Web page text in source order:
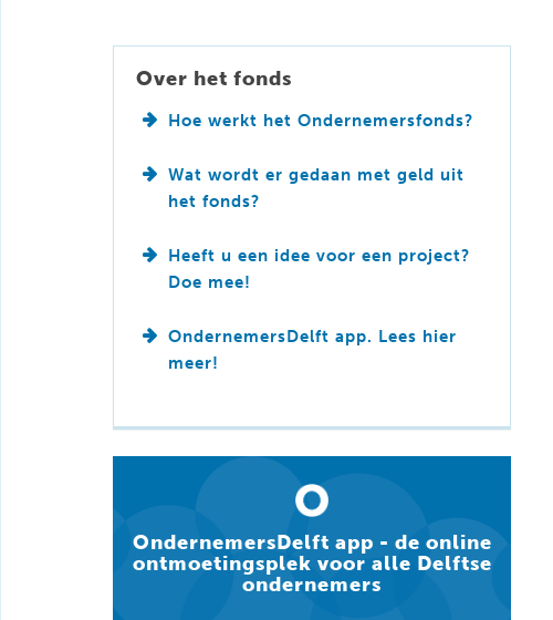
Over het fonds
Hoe werkt het Ondernemersfonds?
Wat wordt er gedaan met geld uit
het fonds?
Heeft u een idee voor een project?
Doe mee!
OndernemersDelft app. Lees hier
meer!
OndernemersDelft app - de online
ontmoetingsplek voor alle Delftse
ondernemers